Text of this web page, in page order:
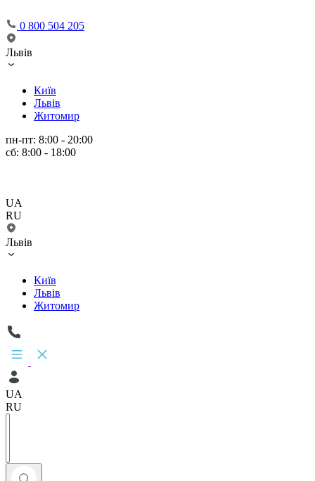
0 800 504 205
Львів
Київ
Львів
Житомир
пн-пт: 8:00 - 20:00
сб: 8:00 - 18:00
UA
RU
Львів
Київ
Львів
Житомир
UA
RU